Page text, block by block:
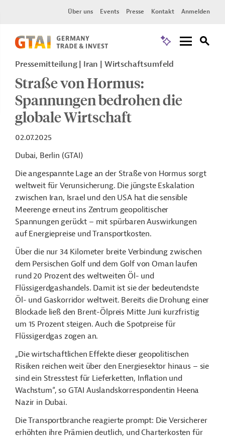
Über uns Events Presse Kontakt Anmelden
Pressemitteilung Iran Wirtschaftsumfeld
Straße von Hormus:
Spannungen bedrohen die
globale Wirtschaft
02.07.2025
Dubai, Berlin (GTAI)
Die angespannte Lage an der Straße von Hormus sorgt
weltweit für Verunsicherung. Die jüngste Eskalation
zwischen Iran, Israel und den USA hat die sensible
Meerenge erneut ins Zentrum geopolitischer
Spannungen gerückt – mit spürbaren Auswirkungen
auf Energiepreise und Transportkosten.
Über die nur 34 Kilometer breite Verbindung zwischen
dem Persischen Golf und dem Golf von Oman laufen
rund 20 Prozent des weltweiten Öl- und
Flüssigerdgashandels. Damit ist sie der bedeutendste
Öl- und Gaskorridor weltweit. Bereits die Drohung einer
Blockade ließ den Brent-Ölpreis Mitte Juni kurzfristig
um 15 Prozent steigen. Auch die Spotpreise für
Flüssigerdgas zogen an.
„Die wirtschaftlichen Effekte dieser geopolitischen
Risiken reichen weit über den Energiesektor hinaus – sie
sind ein Stresstest für Lieferketten, Inflation und
Wachstum“, so GTAI Auslandskorrespondentin Heena
Nazir in Dubai.
Die Transportbranche reagierte prompt: Die Versicherer
erhöhten ihre Prämien deutlich, und Charterkosten für